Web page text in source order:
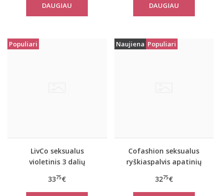
DAUGIAU DAUGIAU
Populiari
LivCo seksualus
violetinis 3 dalių
3375€
Naujiena Populiari
Cofashion seksualus
ryškiaspalvis apatinių
MARANTEEN
3275€